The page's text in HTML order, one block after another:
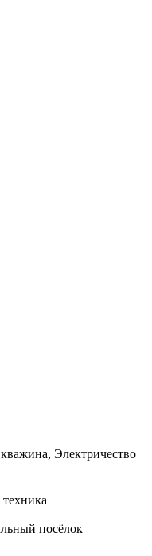
Электричество
посёлок